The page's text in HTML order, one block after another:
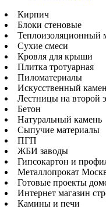
Кирпич
Блоки стеновые
Теплоизоляционный
Сухие смеси
Кровля для крыши
Плитка тротуарная
Пиломатериалы
Искусственный
Лестницы на второй
Бетон
Натуральный камень
Сыпучие материалы
ПГП
ЖБИ заводы
Гипсокартон и
Металлопрокат
Готовые проекты
Интернет магазин
Камины и печи